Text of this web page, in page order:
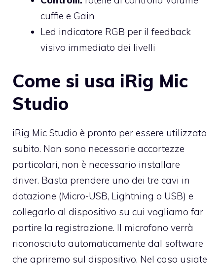
cuffie e Gain
Led indicatore RGB per il feedback
visivo immediato dei livelli
Come si usa iRig Mic
Studio
iRig Mic Studio è pronto per essere utilizzato
subito. Non sono necessarie accortezze
particolari, non è necessario installare
driver. Basta prendere uno dei tre cavi in
dotazione (Micro-USB, Lightning o USB) e
collegarlo al dispositivo su cui vogliamo far
partire la registrazione. Il microfono verrà
riconosciuto automaticamente dal software
che apriremo sul dispositivo. Nel caso usiate